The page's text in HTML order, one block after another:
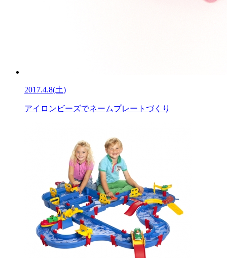
2017.4.8(土)
アイロンビーズでネームプレートづくり